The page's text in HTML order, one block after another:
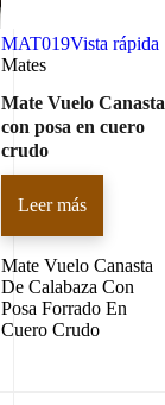
MAT019Vista rápida
Mates
Mate Vuelo Canasta
con posa en cuero
crudo
Leer más
Mate Vuelo Canasta
De Calabaza Con
Posa Forrado En
Cuero Crudo